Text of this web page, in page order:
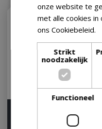
Let op: bijna uitverkocht!
onze website te
met alle cookies
ons Cookiebeleid.
Strikt
noodzakelijk
Functioneel